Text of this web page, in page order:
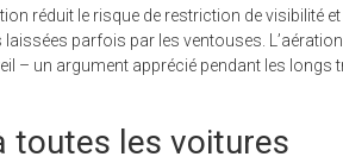
réduit le risque de restriction de visibilité
parfois par les ventouses.
– un argument apprécié pendant les longs
toutes les voitures